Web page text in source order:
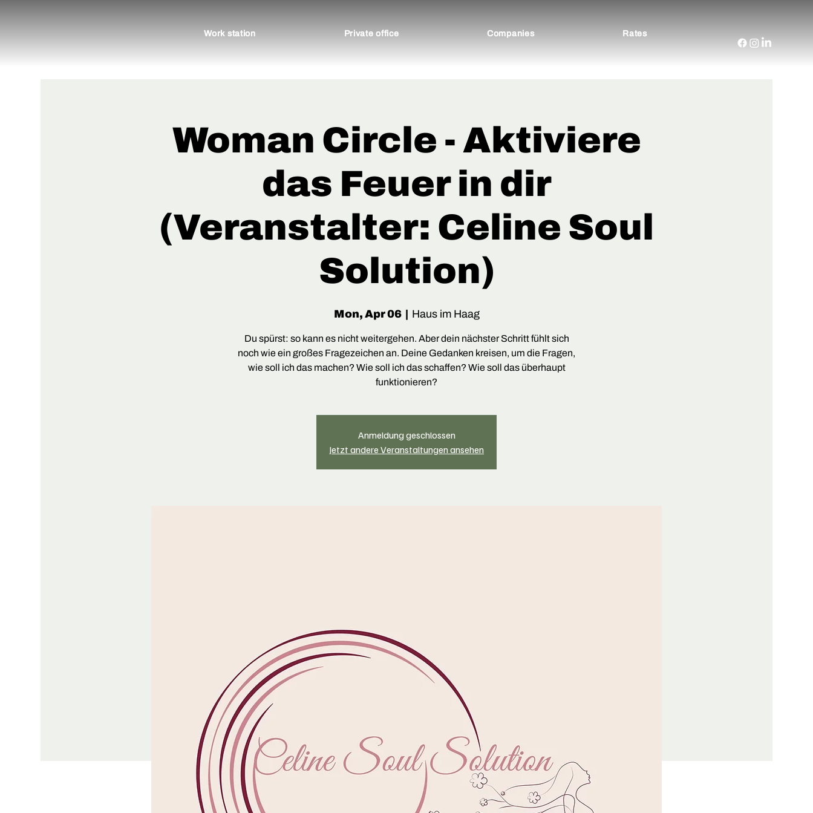
Work station Private office Companies Rates
Woman Circle - Aktiviere
das Feuer in dir
(Veranstalter: Celine Soul
Solution)
Mon, Apr 06
  |
Haus im Haag
Du spürst: so kann es nicht weitergehen. Aber dein nächster Schritt fühlt sich
noch wie ein großes Fragezeichen an. Deine Gedanken kreisen, um die Fragen,
wie soll ich das machen? Wie soll ich das schaffen? Wie soll das überhaupt
funktionieren?
Anmeldung geschlossen
Jetzt andere Veranstaltungen ansehen